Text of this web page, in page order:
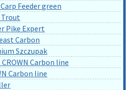
Feeder green
Trout
Pike Expert
Carbon
Szczupak
Carbon line
Carbon line